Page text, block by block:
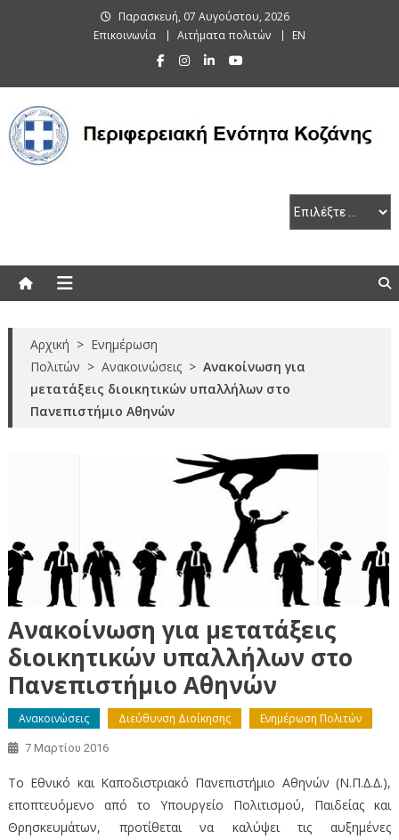
Παρασκευή, 07 Αυγούστου, 2026
Επικοινωνία
Αιτήματα πολιτών EN
Αρχική > Ενημέρωση
Πολιτών > Ανακοινώσεις > Ανακοίνωση για
μετατάξεις διοικητικών υπαλλήλων στο
Πανεπιστήμιο Αθηνών
Ανακοίνωση για μετατάξεις
διοικητικών υπαλλήλων στο
Πανεπιστήμιο Αθηνών
Ανακοινώσεις Διεύθυνση Διοίκησης Ενημέρωση Πολιτών
7 Μαρτίου 2016
Το Εθνικό και Καποδιστριακό Πανεπιστήμιο Αθηνών (Ν.Π.∆.∆.),
εποπτευόμενο από το Υπουργείο Πολιτισμού, Παιδείας και
Θρησκευμάτων, προτίθεται να καλύψει τις αυξημένες